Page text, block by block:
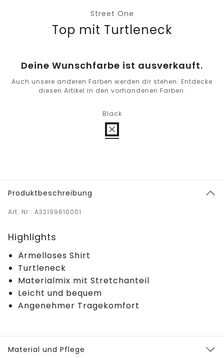
Street One
Top mit Turtleneck
Deine Wunschfarbe ist ausverkauft.
Auch unsere anderen Farben werden dir stehen. Entdecke
diesen Artikel in den vorhandenen Farben.
Black
Produktbeschreibung
Art. Nr.: A32199610001
Highlights
Ärmelloses Shirt
Turtleneck
Materialmix mit Stretchanteil
Leicht und bequem
Angenehmer Tragekomfort
Material und Pflege